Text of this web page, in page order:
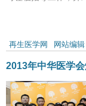
再生医学网 网站编辑
2013年中华医学